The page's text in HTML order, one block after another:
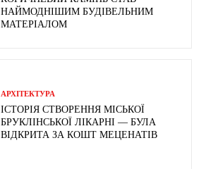
НАЙМОДНІШИМ БУДІВЕЛЬНИМ
МАТЕРІАЛОМ
АРХІТЕКТУРА
ІСТОРІЯ СТВОРЕННЯ МІСЬКОЇ
БРУКЛІНСЬКОЇ ЛІКАРНІ — БУЛА
ВІДКРИТА ЗА КОШТ МЕЦЕНАТІВ